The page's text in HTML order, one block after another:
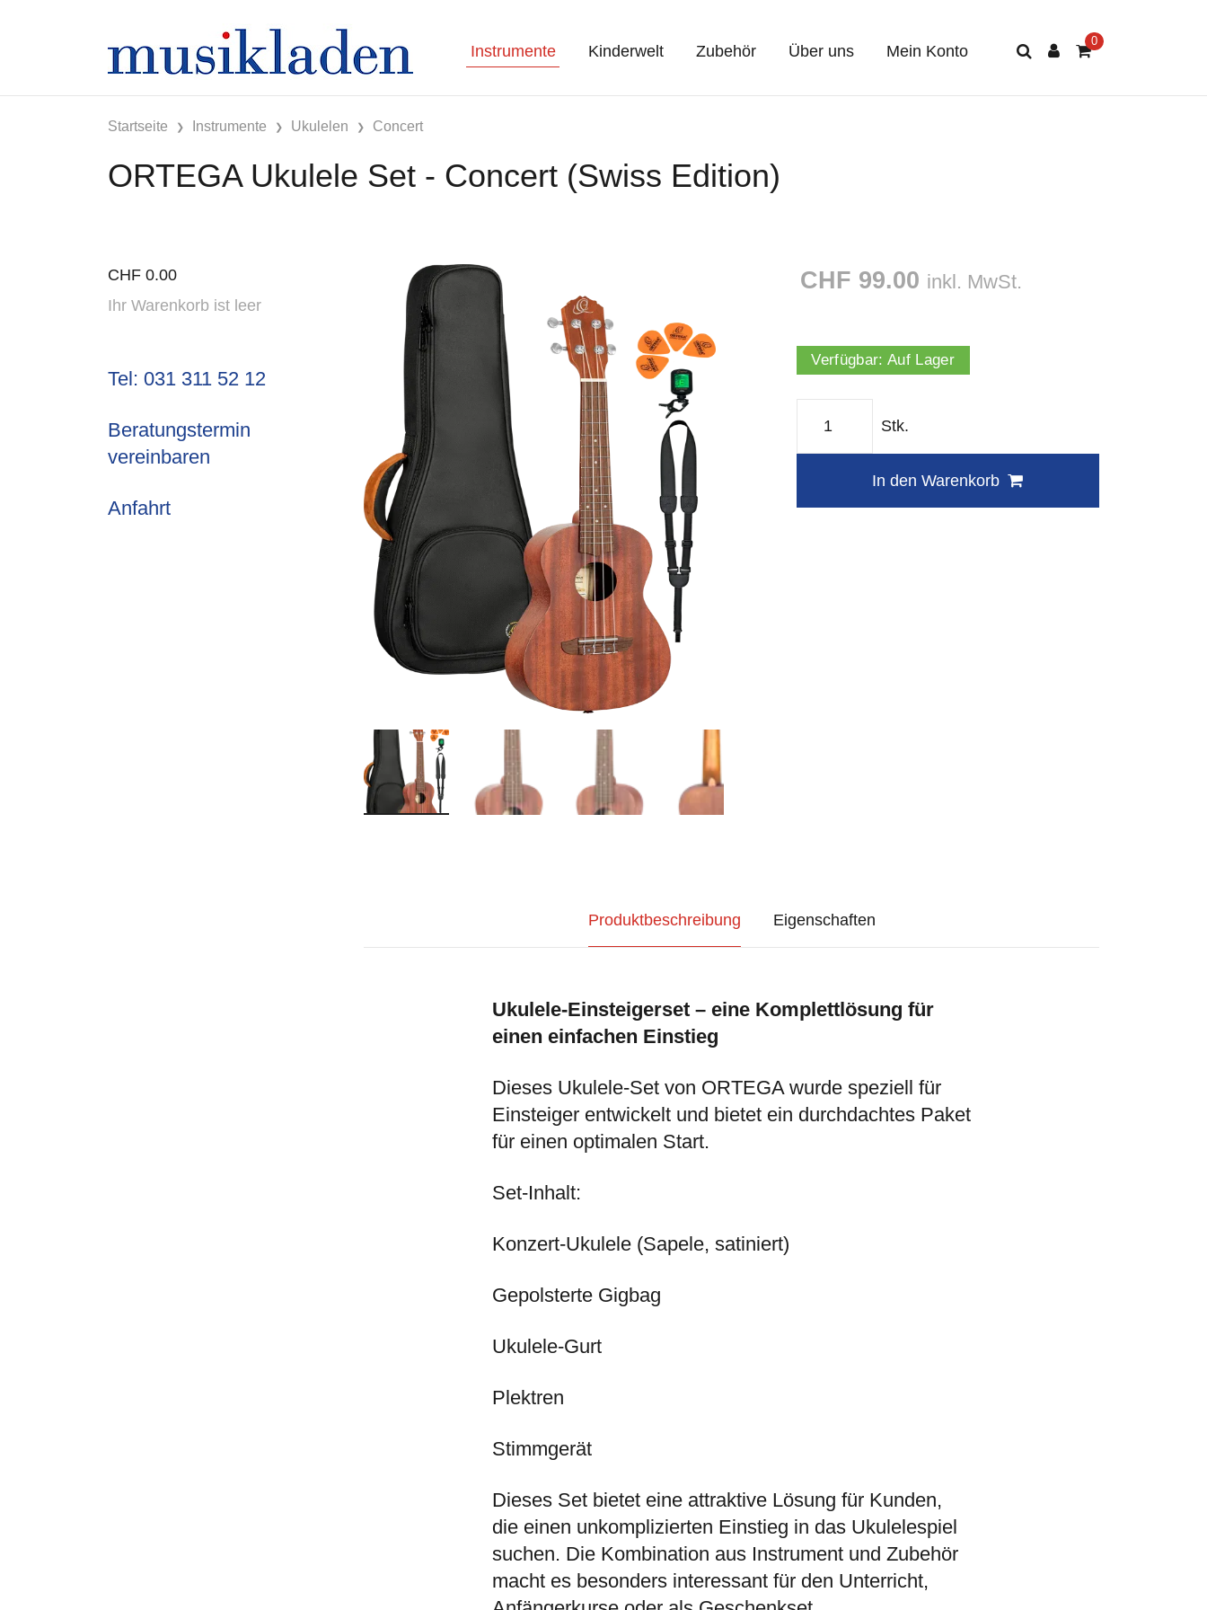
Instrumente Kinderwelt Zubehör Über uns Mein Konto
Startseite Instrumente Ukulelen Concert
ORTEGA Ukulele Set - Concert (Swiss Edition)
CHF 0.00
Ihr Warenkorb ist leer
Tel: 031 311 52 12
Beratungstermin
vereinbaren
Anfahrt
CHF 99.00 inkl. MwSt.
Verfügbar:Auf Lager
Stk.
In den Warenkorb
Produktbeschreibung Eigenschaften
Ukulele-Einsteigerset – eine Komplettlösung für
einen einfachen Einstieg
Dieses Ukulele-Set von ORTEGA wurde speziell für
Einsteiger entwickelt und bietet ein durchdachtes Paket
für einen optimalen Start.
Set-Inhalt:
Konzert-Ukulele (Sapele, satiniert)
Gepolsterte Gigbag
Ukulele-Gurt
Plektren
Stimmgerät
Dieses Set bietet eine attraktive Lösung für Kunden,
die einen unkomplizierten Einstieg in das Ukulelespiel
suchen. Die Kombination aus Instrument und Zubehör
macht es besonders interessant für den Unterricht,